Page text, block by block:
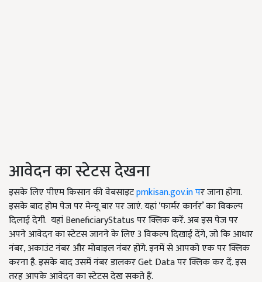
आवेदन का स्टेटस देखना
इसके लिए पीएम किसान की वेबसाइटpmkisan.gov.in पर जाना होगा.
इसके बाद होम पेज पर मेन्यू बार पर जाएं. यहां ‘फार्मर कार्नर’ का विकल्प
दिलाई देगी. यहां BeneficiaryStatus पर क्लिक करें. अब इस पेज पर
अपने आवेदन का स्टेटस जानने के लिए 3 विकल्प दिखाई देंगे, जो कि आधार
नंबर, अकाउंट नंबर और मोबाइल नंबर होंगे. इनमें से आपको एक पर क्लिक
करना है. इसके बाद उसमें नंबर डालकर Get Data पर क्लिक कर दें. इस
तरह आपके आवेदन का स्टेटस देख सकते हैं.